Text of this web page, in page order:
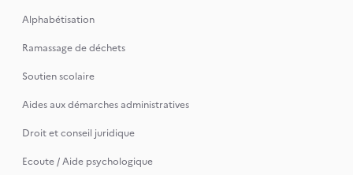
Alphabétisation
Ramassage de déchets
Soutien scolaire
Aides aux démarches administratives
Droit et conseil juridique
Ecoute / Aide psychologique